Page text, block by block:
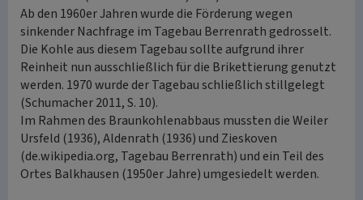
Ab den 1960er Jahren wurde die Förderung wegen
sinkender Nachfrage im Tagebau Berrenrath gedrosselt.
Die Kohle aus diesem Tagebau sollte aufgrund ihrer
Reinheit nun ausschließlich für die Brikettierung genutzt
werden. 1970 wurde der Tagebau schließlich stillgelegt
(Schumacher 2011, S. 10).
Im Rahmen des Braunkohlenabbaus mussten die Weiler
Ursfeld (1936), Aldenrath (1936) und Zieskoven
(de.wikipedia.org, Tagebau Berrenrath) und ein Teil des
Ortes Balkhausen (1950er Jahre) umgesiedelt werden.